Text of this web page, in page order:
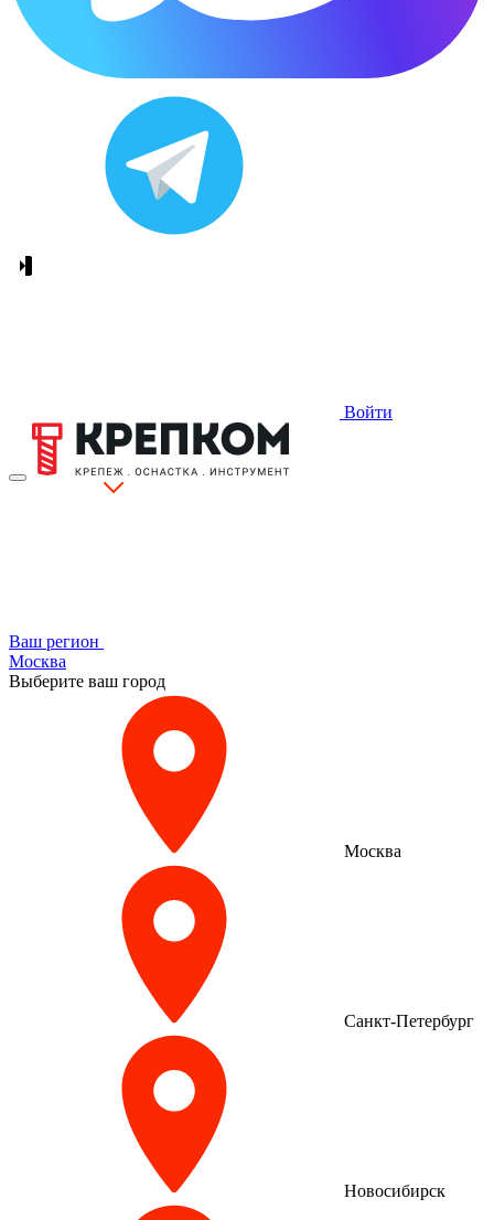
Войти
Ваш регион
Москва
Выберите ваш город
Москва
Санкт-Петербург
Новосибирск